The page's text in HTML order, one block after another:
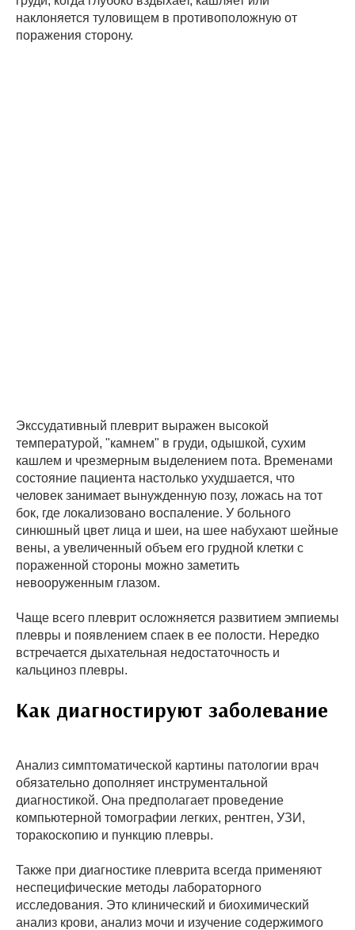
наклоняется туловищем в противоположную от
поражения сторону.
Экссудативный плеврит выражен высокой
температурой, "камнем" в груди, одышкой, сухим
кашлем и чрезмерным выделением пота. Временами
состояние пациента настолько ухудшается, что
человек занимает вынужденную позу, ложась на тот
бок, где локализовано воспаление. У больного
синюшный цвет лица и шеи, на шее набухают шейные
вены, а увеличенный объем его грудной клетки с
пораженной стороны можно заметить
невооруженным глазом.
Чаще всего плеврит осложняется развитием эмпиемы
плевры и появлением спаек в ее полости. Нередко
встречается дыхательная недостаточность и
кальциноз плевры.
Как диагностируют заболевание
Анализ симптоматической картины патологии врач
обязательно дополняет инструментальной
диагностикой. Она предполагает проведение
компьютерной томографии легких, рентген, УЗИ,
торакоскопию и пункцию плевры.
Также при диагностике плеврита всегда применяют
неспецифические методы лабораторного
исследования. Это клинический и биохимический
анализ крови, анализ мочи и изучение содержимого